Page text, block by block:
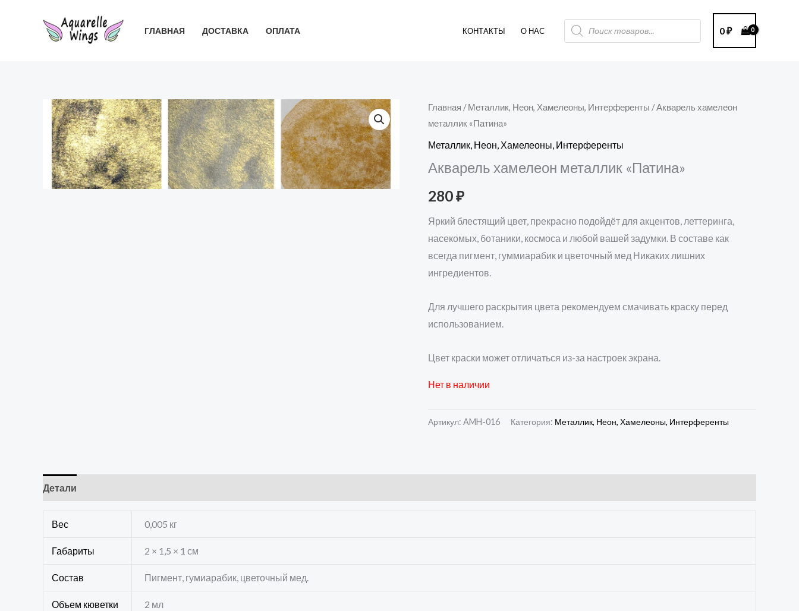
содержимому
ГЛАВНАЯ ДОСТАВКА ОПЛАТА КОНТАКТЫ О НАС
Поиск
товаров
0₽
Главная /Металлик, Неон, Хамелеоны, Интерференты / Акварель хамелеон
металлик «Патина»
Металлик, Неон, Хамелеоны, Интерференты
Акварель хамелеон металлик «Патина»
280₽
Яркий блестящий цвет, прекрасно подойдёт для акцентов, леттеринга,
насекомых, ботаники, космоса и любой вашей задумки. В составе как
всегда пигмент, гуммиарабик и цветочный мед Никаких лишних
ингредиентов.
Для лучшего раскрытия цвета рекомендуем смачивать краску перед
использованием.
Цвет краски может отличаться из-за настроек экрана.
Нет в наличии
Артикул: AMH-016 Категория: Металлик, Неон, Хамелеоны, Интерференты
Детали
Вес 0,005 кг
Габариты 2 × 1,5 × 1 см
Состав Пигмент, гумиарабик, цветочный мед.
Объем кюветки 2 мл